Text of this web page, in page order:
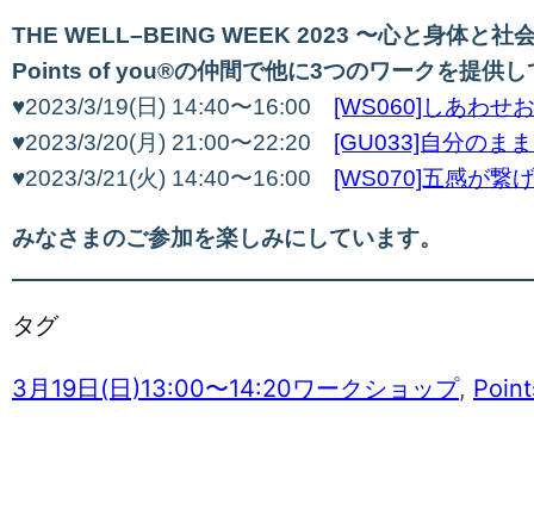
THE WELL–BEING WEEK 2023 〜心と身体と社
Points of you®の仲間で他に3つのワークを提供し
♥2023/3/19(日) 14:40〜16:00 [WS060]しあわせ
♥2023/3/20(月) 21:00〜22:20 [GU033]自分のま
♥2023/3/21(火) 14:40〜16:00 [WS070]五感が繋
みなさまのご参加を楽しみにしています。
タグ
3月19日(日)13:00〜14:20ワークショップ,